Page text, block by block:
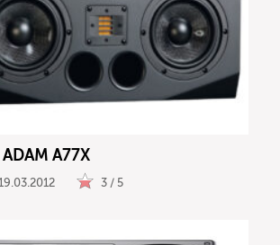
A77X
3 / 5